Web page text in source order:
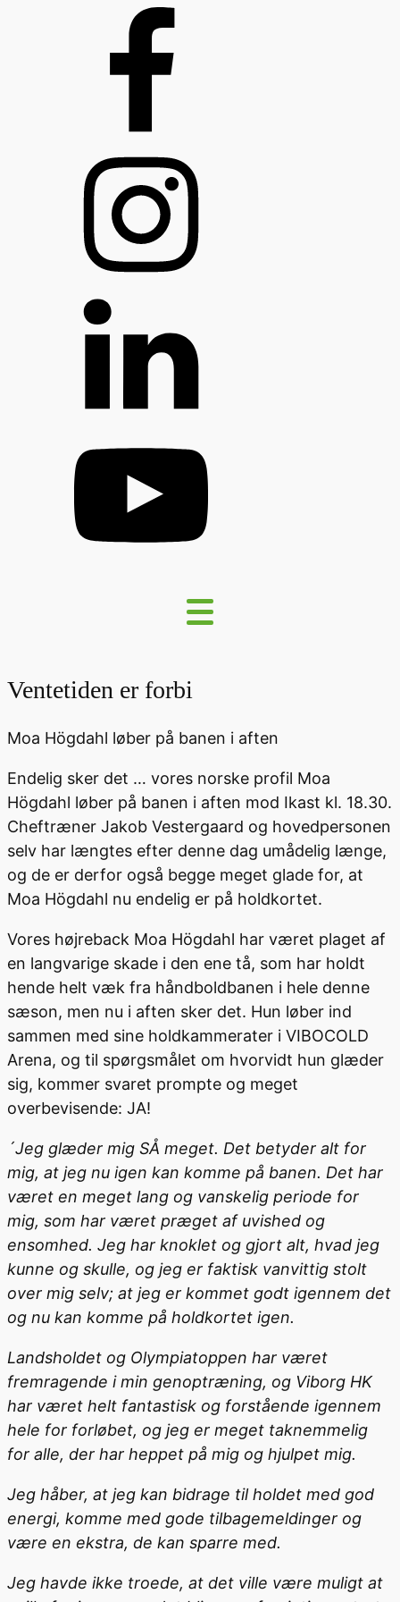
Ventetiden er forbi
Moa Högdahl løber på banen i aften
Endelig sker det … vores norske profil Moa
Högdahl løber på banen i aften mod Ikast kl. 18.30.
Cheftræner Jakob Vestergaard og hovedpersonen
selv har længtes efter denne dag umådelig længe,
og de er derfor også begge meget glade for, at
Moa Högdahl nu endelig er på holdkortet.
Vores højreback Moa Högdahl har været plaget af
en langvarige skade i den ene tå, som har holdt
hende helt væk fra håndboldbanen i hele denne
sæson, men nu i aften sker det. Hun løber ind
sammen med sine holdkammerater i VIBOCOLD
Arena, og til spørgsmålet om hvorvidt hun glæder
sig, kommer svaret prompte og meget
overbevisende: JA!
´Jeg glæder mig SÅ meget. Det betyder alt for
mig, at jeg nu igen kan komme på banen. Det har
været en meget lang og vanskelig periode for
mig, som har været præget af uvished og
ensomhed. Jeg har knoklet og gjort alt, hvad jeg
kunne og skulle, og jeg er faktisk vanvittig stolt
over mig selv; at jeg er kommet godt igennem det
og nu kan komme på holdkortet igen.
Landsholdet og Olympiatoppen har været
fremragende i min genoptræning, og Viborg HK
har været helt fantastisk og forstående igennem
hele for forløbet, og jeg er meget taknemmelig
for alle, der har heppet på mig og hjulpet mig.
Jeg håber, at jeg kan bidrage til holdet med god
energi, komme med gode tilbagemeldinger og
være en ekstra, de kan sparre med.
Jeg havde ikke troede, at det ville være muligt at